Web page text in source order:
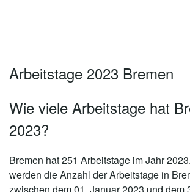
Arbeitstage 2023 Bremen
Wie viele Arbeitstage hat
2023?
Bremen hat 251 Arbeitstage im Jahr 2023.
werden die Anzahl der Arbeitstage in
zwischen dem 01. Januar 2023 und dem